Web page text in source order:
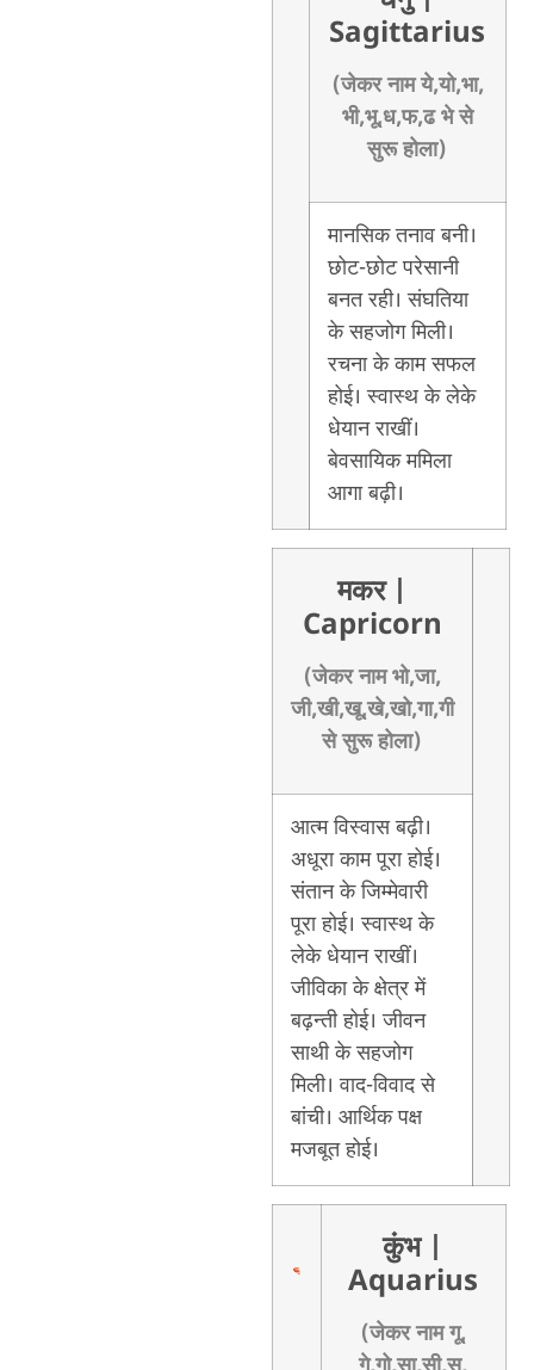
Sagittarius
(जेकर नाम ये,यो,भा,
भी,भू,ध,फ,ढ भे से
सुरू होला)
मानसिक तनाव बनी।
छोट-छोट परेसानी
बनत रही। संघतिया
के सहजोग मिली।
रचना के काम सफल
होई। स्वास्थ के लेके
धेयान राखीं।
बेवसायिक ममिला
आगा बढ़ी।
मकर
Capricorn
(जेकर नाम भो,जा,
जी,खी,खू,खे,खो,गा,गी
से सुरू होला)
आत्म विस्वास बढ़ी।
अधूरा काम पूरा होई।
संतान के जिम्मेवारी
पूरा होई। स्वास्थ के
लेके धेयान राखीं।
जीविका के क्षेत्र में
बढ़न्ती होई। जीवन
साथी के सहजोग
मिली। वाद-विवाद से
बांची। आर्थिक पक्ष
मजबूत होई।
कुंभ
Aquarius
(जेकर नाम गू,